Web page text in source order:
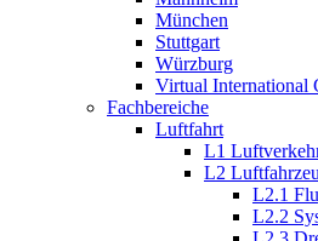
München
Stuttgart
Würzburg
Virtual International
Fachbereiche
Luftfahrt
L1
L2
L2.1
L2.2